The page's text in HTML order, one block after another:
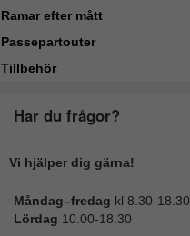
Ramar efter mått
Passepartouter
Tillbehör
Har du frågor?
Vi hjälper dig gärna!
Måndag–fredag kl 8.30-18.30
Lördag 10.00-18.30